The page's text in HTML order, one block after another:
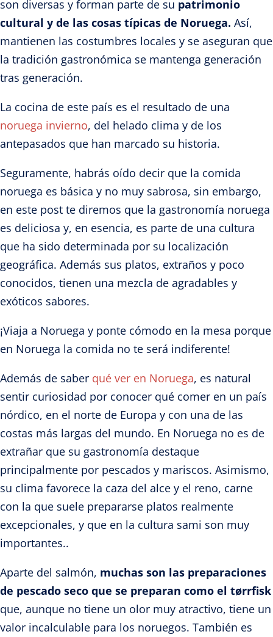
son diversas y forman parte de su patrimonio
cultural y de las cosas típicas de Noruega. Así,
mantienen las costumbres locales y se aseguran que
la tradición gastronómica se mantenga generación
tras generación.
La cocina de este país es el resultado de una
noruega invierno, del helado clima y de los
antepasados que han marcado su historia.
Seguramente, habrás oído decir que la comida
noruega es básica y no muy sabrosa, sin embargo,
en este post te diremos que la gastronomía noruega
es deliciosa y, en esencia, es parte de una cultura
que ha sido determinada por su localización
geográfica. Además sus platos, extraños y poco
conocidos, tienen una mezcla de agradables y
exóticos sabores.
¡Viaja a Noruega y ponte cómodo en la mesa porque
en Noruega la comida no te será indiferente!
Además de saber qué ver en Noruega, es natural
sentir curiosidad por conocer qué comer en un país
nórdico, en el norte de Europa y con una de las
costas más largas del mundo. En Noruega no es de
extrañar que su gastronomía destaque
principalmente por pescados y mariscos. Asimismo,
su clima favorece la caza del alce y el reno, carne
con la que suele prepararse platos realmente
excepcionales, y que en la cultura sami son muy
importantes..
Aparte del salmón, muchas son las preparaciones
de pescado seco que se preparan como el tørrfisk
que, aunque no tiene un olor muy atractivo, tiene un
valor incalculable para los noruegos. También es